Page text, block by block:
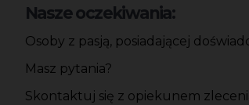
Nasze oczekiwania:
Osoby z pasją, posiadającej
Masz pytania?
Skontaktuj się z opiekunem